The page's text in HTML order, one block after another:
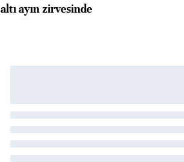
altı ayın zirvesinde